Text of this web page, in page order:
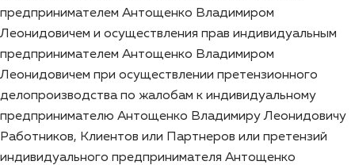
предпринимателем Антощенко Владимиром
Леонидовичем и осуществления прав индивидуальным
предпринимателем Антощенко Владимиром
Леонидовичем при осуществлении претензионного
делопроизводства по жалобам к индивидуальному
предпринимателю Антощенко Владимиру Леонидовичу
Работников, Клиентов или Партнеров или претензий
индивидуального предпринимателя Антощенко